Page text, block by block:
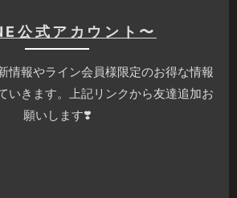
公式アカウント〜
情報やライン会員様限定のお得な情報
いきます。上記リンクから友達追加お
願いします❣️